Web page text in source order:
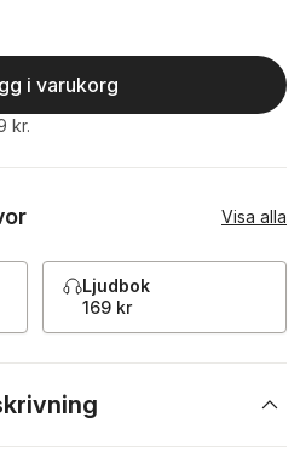
i varukorg
kr.
Visa alla
Ljudbok
169 kr